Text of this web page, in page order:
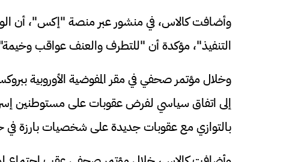
وأضافت كالاس، في منشور عبر منصة "إكس"، أن
التنفيذ"، مؤكدة أن "للتطرف والعنف عواقب
وخلال مؤتمر صحفي في مقر المفوضية الأوروبية
إلى اتفاق سياسي لفرض عقوبات على مستوطنين
بالتوازي مع عقوبات جديدة على شخصيات بارزة